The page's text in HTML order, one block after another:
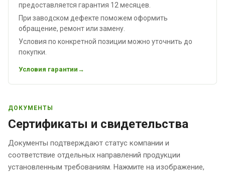
предоставляется гарантия 12 месяцев.
При заводском дефекте поможем оформить
обращение, ремонт или замену.
Условия по конкретной позиции можно уточнить до
покупки.
Условия гарантии
ДОКУМЕНТЫ
Сертификаты и свидетельства
Документы подтверждают статус компании и
соответствие отдельных направлений продукции
установленным требованиям. Нажмите на изображение,